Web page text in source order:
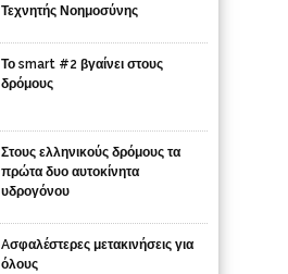
Τεχνητής Νοημοσύνης
Το smart #2 βγαίνει στους
δρόμους
Στους ελληνικούς δρόμους τα
πρώτα δυο αυτοκίνητα
υδρογόνου
Aσφαλέστερες μετακινήσεις για
όλους